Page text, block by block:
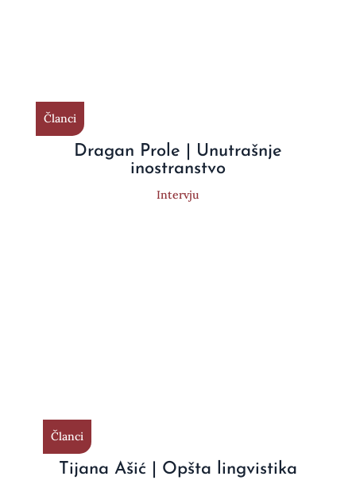
Članci
Dragan Prole | Unutrašnje
inostranstvo
Intervju
Članci
Tijana Ašić | Opšta lingvistika